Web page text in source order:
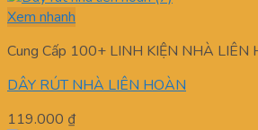
Xem nhanh
Cung Cấp 100+ LINH KIỆN NHÀ LIÊN
DÂY RÚT NHÀ LIÊN HOÀN
119.000 ₫